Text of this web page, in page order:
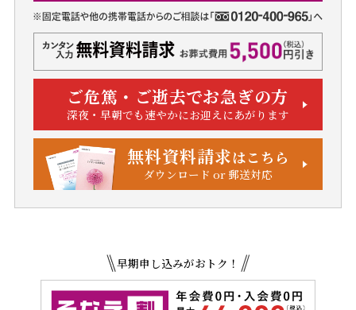
ご危篤・ご逝去でお急ぎの方
深夜・早朝でも速やかにお迎えにあがります
無料資料請求はこちら
ダウンロード or 郵送対応
早期申し込みがおトク！